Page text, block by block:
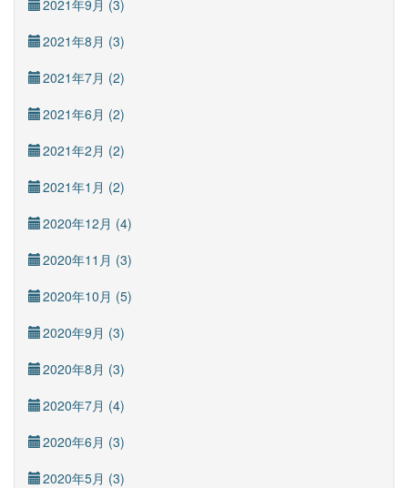
2021年9月 (3)
2021年8月 (3)
2021年7月 (2)
2021年6月 (2)
2021年2月 (2)
2021年1月 (2)
2020年12月 (4)
2020年11月 (3)
2020年10月 (5)
2020年9月 (3)
2020年8月 (3)
2020年7月 (4)
2020年6月 (3)
2020年5月 (3)